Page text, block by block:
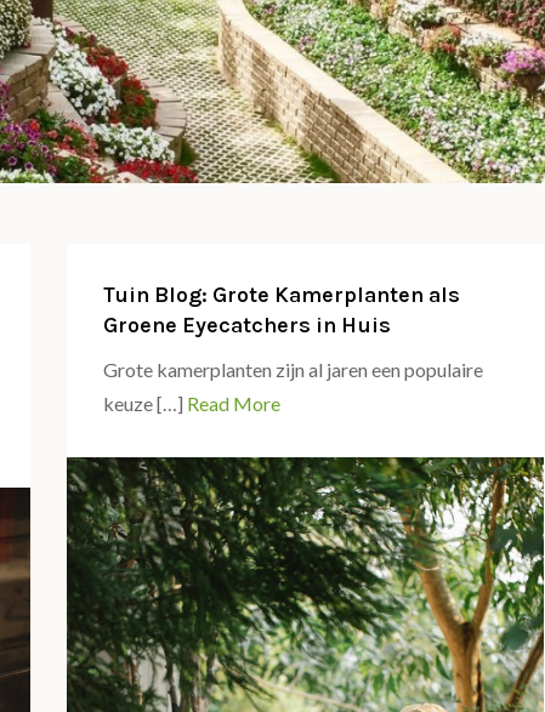
Tuin Blog: Grote Kamerplanten als
Groene Eyecatchers in Huis
Grote kamerplanten zijn al jaren een populaire
keuze […] Read More